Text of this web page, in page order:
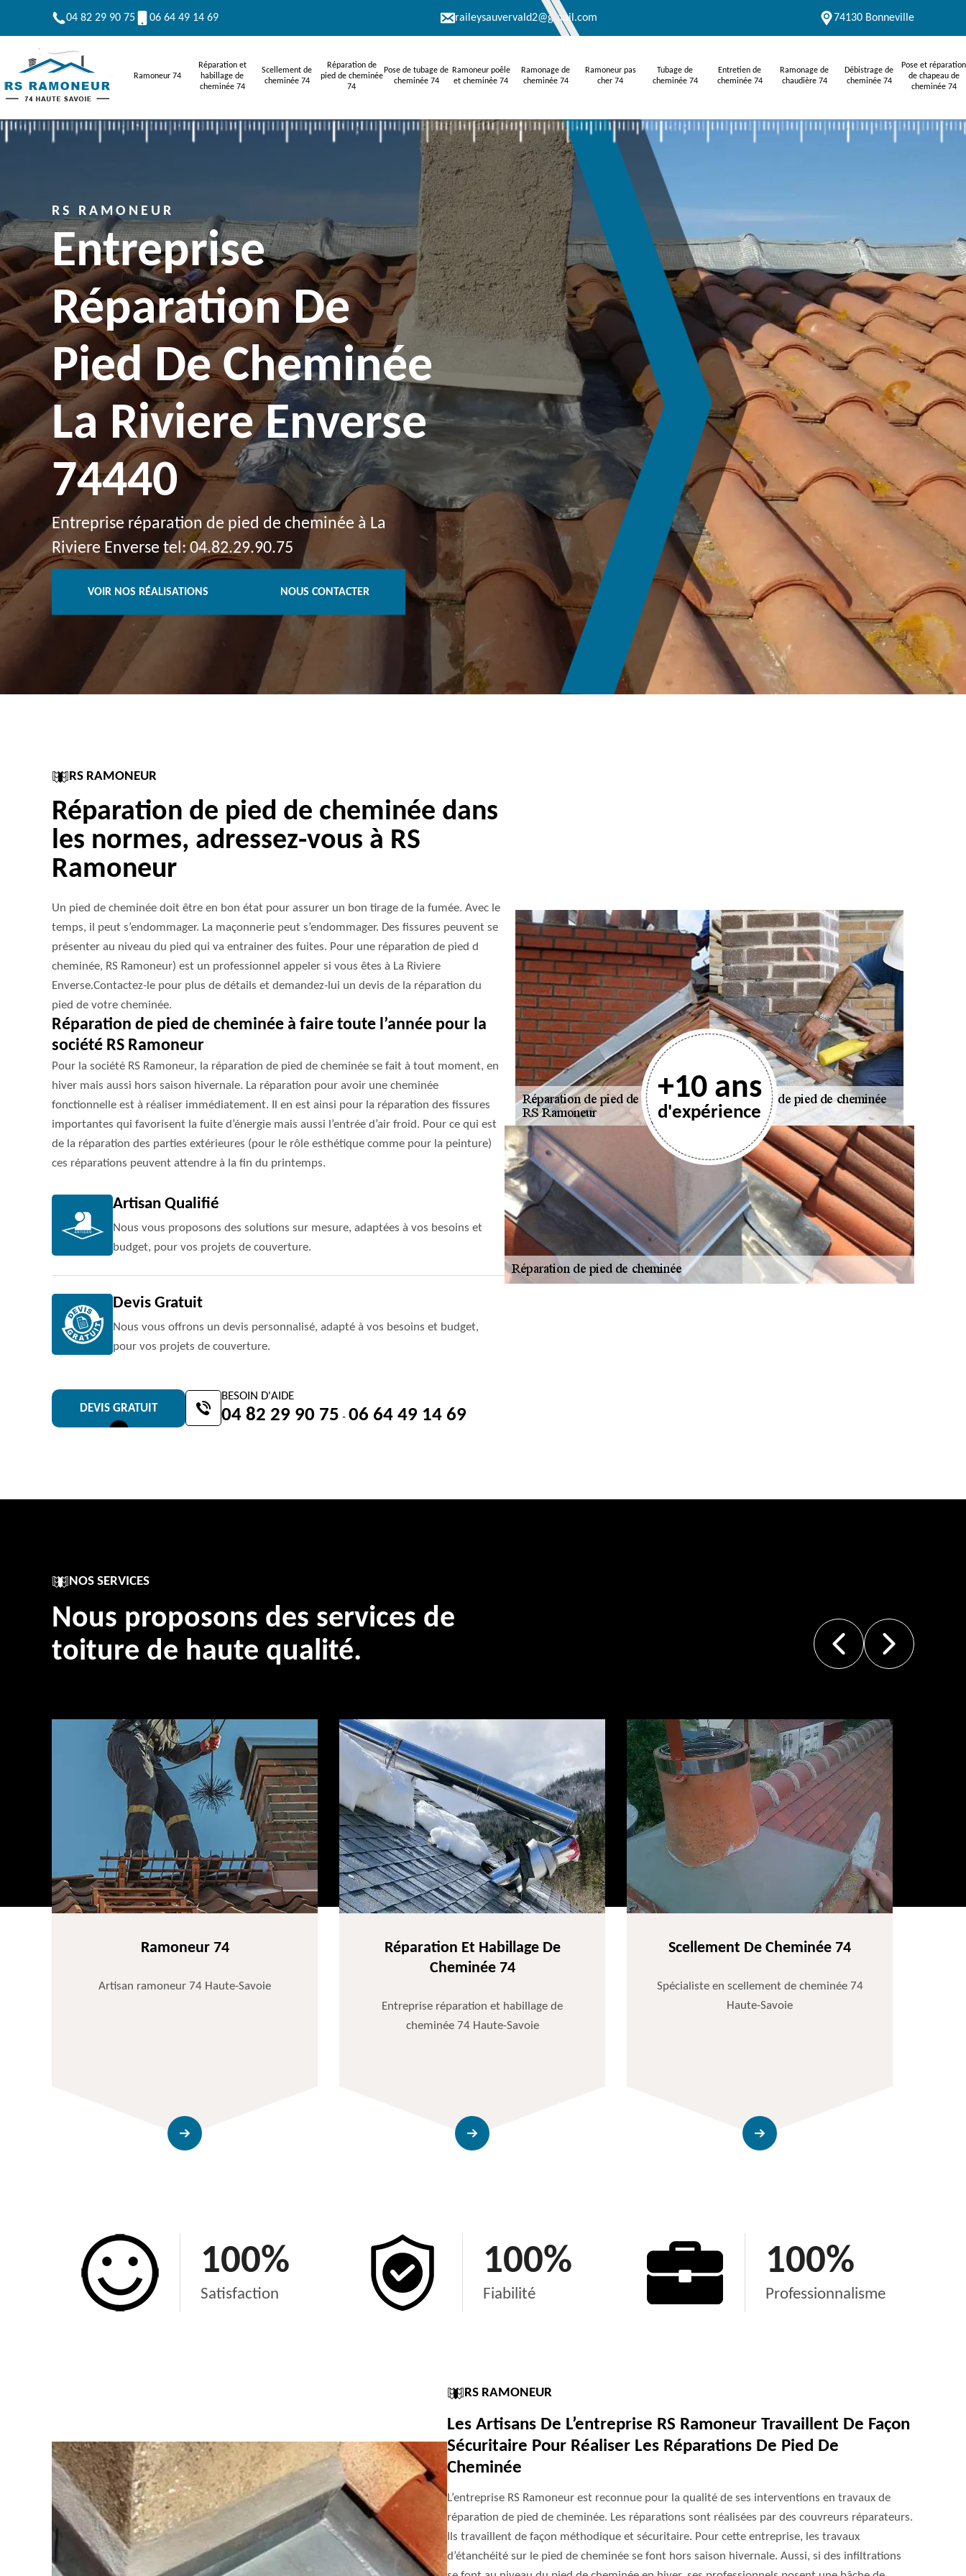
04 82 29 90 75 06 64 49 14 69 raileysauvervald2@gmail.com 74130 Bonneville
Ramoneur 74
Réparation et
habillage de
cheminée 74
Scellement de
cheminée 74
Réparation de
pied de cheminée
74
Pose de tubage de
cheminée 74
Ramoneur poêle
et cheminée 74
Ramonage de
cheminée 74
Ramoneur pas
cher 74
Tubage de
cheminée 74
Entretien de
cheminée 74
Ramonage de
chaudière 74
Débistrage de
cheminée 74
Pose et réparation
de chapeau de
cheminée 74
RS RAMONEUR
Entreprise
Réparation De
Pied De Cheminée
La Riviere Enverse
74440
Entreprise réparation de pied de cheminée à La
Riviere Enverse tel: 04.82.29.90.75
VOIR NOS RÉALISATIONS NOUS CONTACTER
RS RAMONEUR
Réparation de pied de cheminée dans
les normes, adressez-vous à RS
Ramoneur
Un pied de cheminée doit être en bon état pour assurer un bon tirage de la fumée. Avec le
temps, il peut s’endommager. La maçonnerie peut s’endommager. Des fissures peuvent se
présenter au niveau du pied qui va entrainer des fuites. Pour une réparation de pied d
cheminée, RS Ramoneur) est un professionnel appeler si vous êtes à La Riviere
Enverse.Contactez-le pour plus de détails et demandez-lui un devis de la réparation du
pied de votre cheminée.
Réparation de pied de cheminée à faire toute l’année pour la
société RS Ramoneur
Pour la société RS Ramoneur, la réparation de pied de cheminée se fait à tout moment, en
hiver mais aussi hors saison hivernale. La réparation pour avoir une cheminée
fonctionnelle est à réaliser immédiatement. Il en est ainsi pour la réparation des fissures
importantes qui favorisent la fuite d’énergie mais aussi l’entrée d’air froid. Pour ce qui est
de la réparation des parties extérieures (pour le rôle esthétique comme pour la peinture)
ces réparations peuvent attendre à la fin du printemps.
Artisan Qualifié
Nous vous proposons des solutions sur mesure, adaptées à vos besoins et
budget, pour vos projets de couverture.
Devis Gratuit
Nous vous offrons un devis personnalisé, adapté à vos besoins et budget,
pour vos projets de couverture.
DEVIS GRATUIT
BESOIN D'AIDE
04 82 29 90 75 - 06 64 49 14 69
+10 ans
d'expérience
NOS SERVICES
Nous proposons des services de
toiture de haute qualité.
Ramoneur 74
Artisan ramoneur 74 Haute-Savoie
Réparation Et Habillage De
Cheminée 74
Entreprise réparation et habillage de
cheminée 74 Haute-Savoie
Scellement De Cheminée 74
Spécialiste en scellement de cheminée 74
Haute-Savoie
100%
Satisfaction
100%
Fiabilité
100%
Professionnalisme
RS RAMONEUR
Les Artisans De L’entreprise RS Ramoneur Travaillent De Façon
Sécuritaire Pour Réaliser Les Réparations De Pied De
Cheminée
L’entreprise RS Ramoneur est reconnue pour la qualité de ses interventions en travaux de
réparation de pied de cheminée. Les réparations sont réalisées par des couvreurs réparateurs.
Ils travaillent de façon méthodique et sécuritaire. Pour cette entreprise, les travaux
d’étanchéité sur le pied de cheminée se font hors saison hivernale. Aussi, si des infiltrations